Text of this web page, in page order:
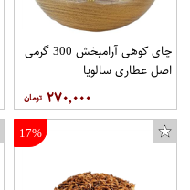
چای کوهی آرامبخش 300 گرمی
اصل عطاری سالویا
۲۷۰,۰۰۰
17%